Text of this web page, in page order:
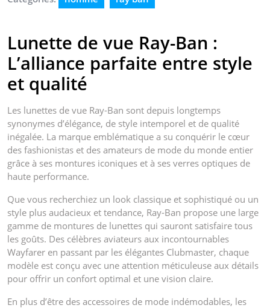
Lunette de vue Ray-Ban :
L’alliance parfaite entre style
et qualité
Les lunettes de vue Ray-Ban sont depuis longtemps
synonymes d’élégance, de style intemporel et de qualité
inégalée. La marque emblématique a su conquérir le cœur
des fashionistas et des amateurs de mode du monde entier
grâce à ses montures iconiques et à ses verres optiques de
haute performance.
Que vous recherchiez un look classique et sophistiqué ou un
style plus audacieux et tendance, Ray-Ban propose une large
gamme de montures de lunettes qui sauront satisfaire tous
les goûts. Des célèbres aviateurs aux incontournables
Wayfarer en passant par les élégantes Clubmaster, chaque
modèle est conçu avec une attention méticuleuse aux détails
pour offrir un confort optimal et une vision claire.
En plus d’être des accessoires de mode indémodables, les